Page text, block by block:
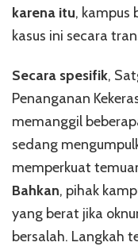
karena itu, kampus
kasus ini secara
Secara spesifik,
Penanganan
memanggil
sedang
memperkuat
Bahkan, pihak
yang berat jika
bersalah. Langkah